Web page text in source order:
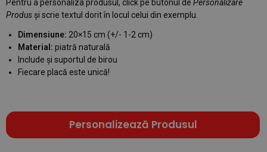
Pentru a personaliza produsul, click pe butonul de Personalizare
Produs și scrie textul dorit în locul celui din exemplu.
Dimensiune: 20×15 cm (+/- 1-2 cm)
Material: piatră naturală
Include și suportul de birou
Fiecare placă este unică!
Personalizează Produsul